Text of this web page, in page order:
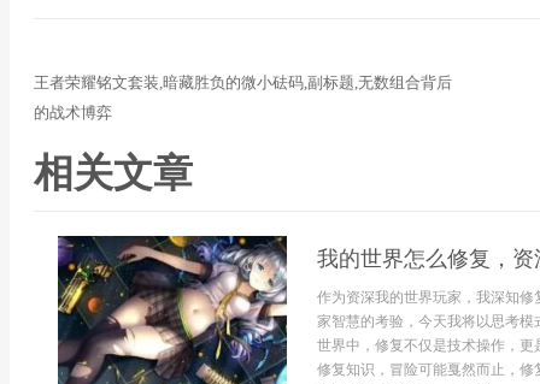
王者荣耀铭文套装,暗藏胜负的微小砝码,副标题,无数组合背后
的战术博弈
相关文章
我的世界怎么修复，
作为资深我的世界玩家，我深知
家智慧的考验，今天我将以思考
世界中，修复不仅是技术操作，
修复知识，冒险可能戛然而止，